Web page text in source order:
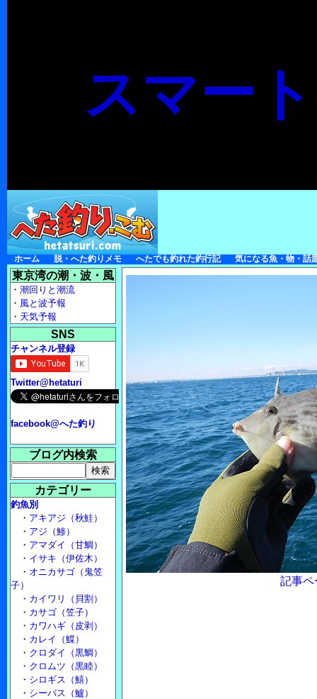
スマー
ホーム 脱・へた釣りメモ へたでも釣れた釣行記 気になる魚・物・話
記事ペ
東京湾の潮・波・風
・ 潮回りと潮流
・ 風と波予報
・ 天気予報
SNS
チャンネル登録
Twitter@hetaturi
facebook@へた釣り
ブログ内検索
カテゴリー
釣魚別
・ アキアジ（秋鮭）
・ アジ（鯵）
・ アマダイ（甘鯛）
・ イサキ（伊佐木）
・ オニカサゴ（鬼笠
子）
・ カイワリ（貝割）
・ カサゴ（笠子）
・ カワハギ（皮剥）
・ カレイ（鰈）
・ クロダイ（黒鯛）
・ クロムツ（黒睦）
・ シロギス（鱚）
・ シーバス（鱸）